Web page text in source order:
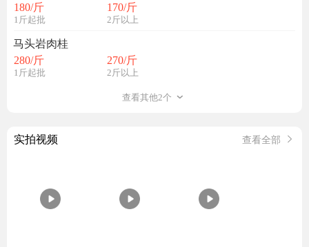
180/斤
1斤起批
170/斤
2斤以上
马头岩肉桂
280/斤
1斤起批
270/斤
2斤以上
查看其他2个
实拍视频 查看全部